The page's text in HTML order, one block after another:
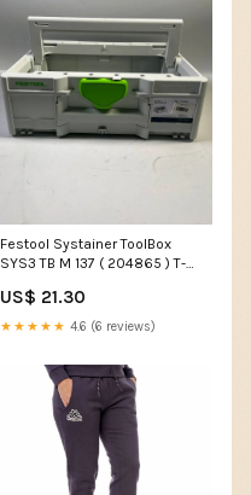
Festool Systainer ToolBox
SYS3 TB M 137 ( 204865 ) T-
Handwerkzeug - Leicht
Gebraucht C - MULTI-ASIN
US$ 21.30
★★★★★ 4.6 (6 reviews)